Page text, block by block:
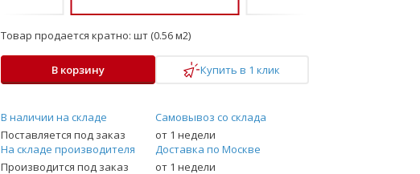
Товар продается кратно: шт (0.56 м2)
В корзину Купить в 1 клик
В наличии на складе
Поставляется под заказ
Самовывоз со склада
от 1 недели
На складе производителя
Производится под заказ
Доставка по Москве
от 1 недели